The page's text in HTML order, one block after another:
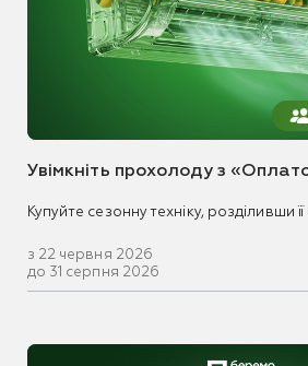
Увімкніть прохолоду з
Купуйте сезонну техніку, розділивши її
з 22 червня 2026
до 31 серпня 2026